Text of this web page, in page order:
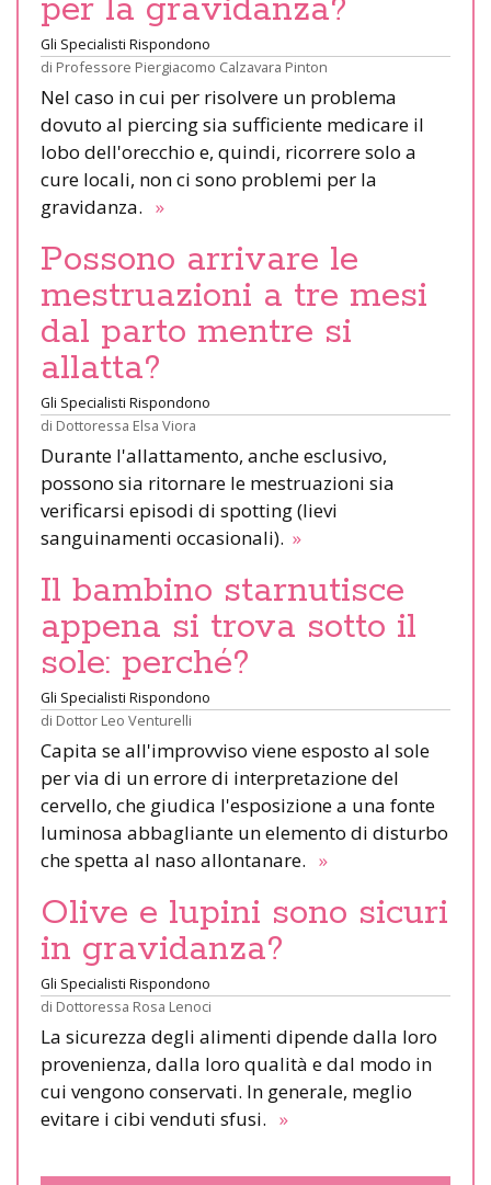
per la gravidanza?
Gli Specialisti Rispondono
di Professore Piergiacomo Calzavara Pinton
Nel caso in cui per risolvere un problema
dovuto al piercing sia sufficiente medicare il
lobo dell'orecchio e, quindi, ricorrere solo a
cure locali, non ci sono problemi per la
gravidanza. »
Possono arrivare le
mestruazioni a tre mesi
dal parto mentre si
allatta?
Gli Specialisti Rispondono
di Dottoressa Elsa Viora
Durante l'allattamento, anche esclusivo,
possono sia ritornare le mestruazioni sia
verificarsi episodi di spotting (lievi
sanguinamenti occasionali). »
Il bambino starnutisce
appena si trova sotto il
sole: perché?
Gli Specialisti Rispondono
di Dottor Leo Venturelli
Capita se all'improvviso viene esposto al sole
per via di un errore di interpretazione del
cervello, che giudica l'esposizione a una fonte
luminosa abbagliante un elemento di disturbo
che spetta al naso allontanare. »
Olive e lupini sono sicuri
in gravidanza?
Gli Specialisti Rispondono
di Dottoressa Rosa Lenoci
La sicurezza degli alimenti dipende dalla loro
provenienza, dalla loro qualità e dal modo in
cui vengono conservati. In generale, meglio
evitare i cibi venduti sfusi. »